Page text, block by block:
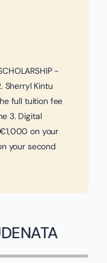
-
Sherryl Kintu
full tuition fee
3. Digital
on your
your second